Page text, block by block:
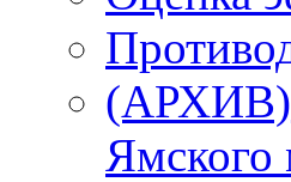
(АРХИВ)
Ямского